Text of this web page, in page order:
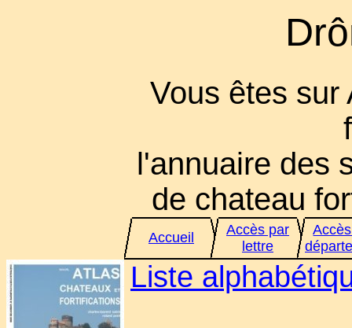
Vous êtes sur
l'annuaire des
de chateau
Accueil
Accès par
lettre
Liste